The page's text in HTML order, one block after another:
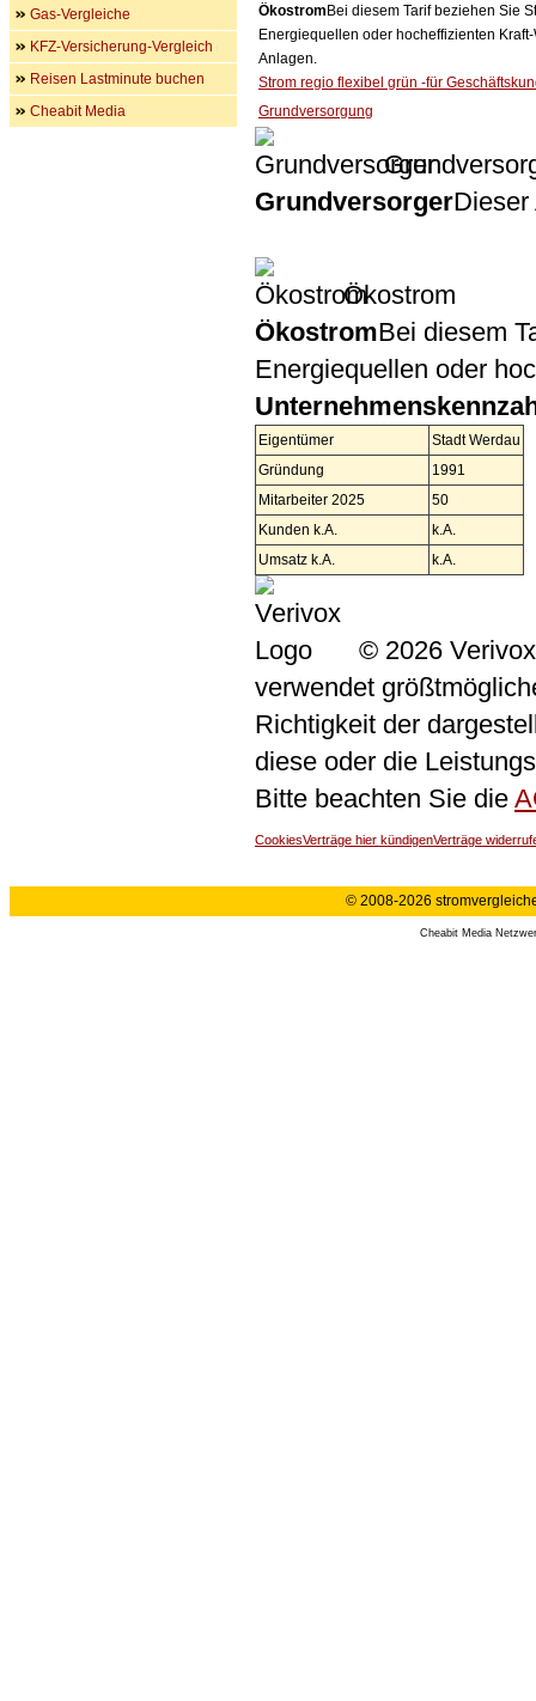
Ökostrom Bei diesem Tarif beziehen Sie
Energiequellen oder hocheffizienten
Anlagen.
Strom regio flexibel grün -für
Grundversorgung
GrundversorgerDieser
Ökostrom
ÖkostromBei diesem
Energiequellen oder
Eigentümer
Stadt Werdau
Gründung
1991
Mitarbeiter 2025
50
Kunden k.A.
k.A.
Umsatz k.A.
k.A.
© 2026
verwendet
Richtigkeit der
diese oder die
Bitte beachten Sie die
CookiesVerträge hier kündigenVerträge
Gas-Vergleiche
KFZ-Versicherung-Vergleich
Reisen Lastminute buchen
Cheabit Media
© 2008-2026
Cheabit Media